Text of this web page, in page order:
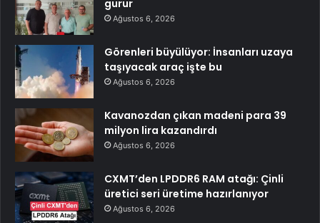
gurur
Ağustos 6, 2026
Görenleri büyülüyor: İnsanları uzaya
taşıyacak araç işte bu
Ağustos 6, 2026
Kavanozdan çıkan madeni para 39
milyon lira kazandırdı
Ağustos 6, 2026
CXMT’den LPDDR6 RAM atağı: Çinli
üretici seri üretime hazırlanıyor
Ağustos 6, 2026